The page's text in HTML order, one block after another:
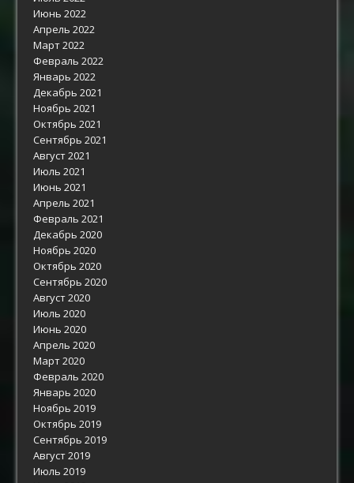
Июнь 2022
Апрель 2022
Март 2022
Февраль 2022
Январь 2022
Декабрь 2021
Ноябрь 2021
Октябрь 2021
Сентябрь 2021
Август 2021
Июль 2021
Июнь 2021
Апрель 2021
Февраль 2021
Декабрь 2020
Ноябрь 2020
Октябрь 2020
Сентябрь 2020
Август 2020
Июль 2020
Июнь 2020
Апрель 2020
Март 2020
Февраль 2020
Январь 2020
Ноябрь 2019
Октябрь 2019
Сентябрь 2019
Август 2019
Июль 2019